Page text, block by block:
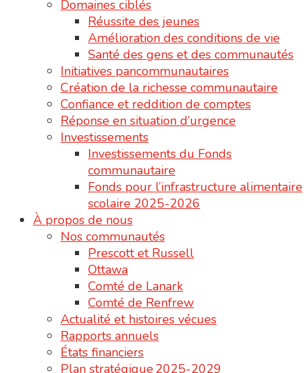
Domaines ciblés
Réussite des jeunes
Amélioration des conditions de vie
Santé des gens et des communautés
Initiatives pancommunautaires
Création de la richesse communautaire
Confiance et reddition de comptes
Réponse en situation d’urgence
Investissements
Investissements du Fonds
communautaire
Fonds pour l’infrastructure alimentaire
scolaire 2025-2026
À propos de nous
Nos communautés
Prescott et Russell
Ottawa
Comté de Lanark
Comté de Renfrew
Actualité et histoires vécues
Rapports annuels
États financiers
Plan stratégique 2025-2029